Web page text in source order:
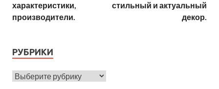
характеристики,
производители.
стильный и актуальный
декор.
РУБРИКИ